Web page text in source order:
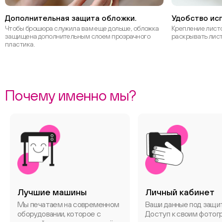
Дополнительная защита обложки.
Чтобы брошюра служила вам еще дольше, обложка
защищена дополнительным слоем прозрачного
пластика.
Удобство
Крепление
раскрывать
Почему именно мы?
Лучшие машины
Мы печатаем на современном
оборудовании, которое с
Личный кабинет
Ваши данные под
Доступ к своим